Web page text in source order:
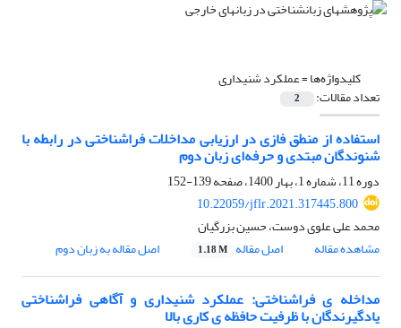
کلیدواژه‌ها =عملکرد شنیداری
تعداد مقالات: 2
استفاده از منطق فازی در ارزیابی مداخلات فراشناختی در رابطه با
شنوندگان مبتدی و حرفه‌ای زبان دوم
دوره 11، شماره 1، بهار 1400، صفحه
139-152
10.22059/jflr.2021.317445.800
محمد علی علوی دوست، حسین بزرگیان
مشاهده مقاله
اصل مقاله 1.18 M اصل مقاله به زبان دوم
مداخله ی فراشناختی: عملکرد شنیداری و آگاهی فراشناختی
یادگیرندگان با ظرفیت حافظه ی کاری بالا